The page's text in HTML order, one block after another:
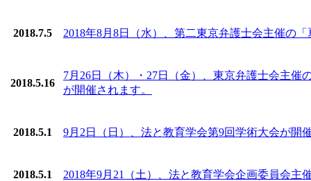
2018.7.5 2018年8月8日（水）、第二東京弁護士会主催の
2018.5.16
7月26日（木）・27日（金）、東京弁護士会主
が開催されます。
2018.5.1 9月2日（日）、法と教育学会第9回学術大会が開
2018.5.1 2018年9月21（土）、法と教育学会企画委員会